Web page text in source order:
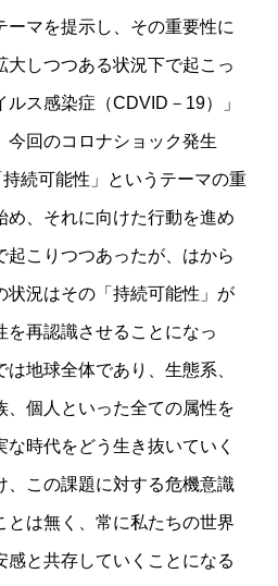
ーマを提示し、その重要性に
大しつつある状況下で起こっ
ス感染症（CDVID－19）」
今回のコロナショック発生
続可能性」というテーマの重
め、それに向けた行動を進め
起こりつつあったが、はから
状況はその「持続可能性」が
を再認識させることになっ
地球全体であり、生態系、
、個人といった全ての属性を
時代をどう生き抜いていく
、この課題に対する危機意識
とは無く、常に私たちの世界
感と共存していくことになる